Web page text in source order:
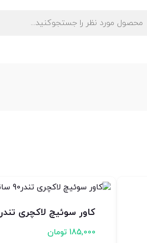
کاور سوئیچ لاکچری تندر90 ساندرو
185,000 تومان